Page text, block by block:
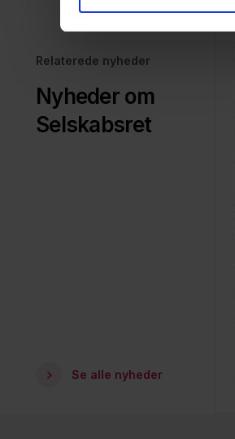
Relaterede nyheder
Nyheder om
Selskabsret
Se alle nyheder